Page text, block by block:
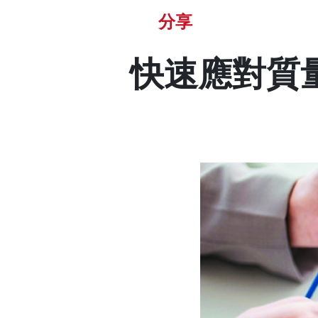
分享
快速應對質